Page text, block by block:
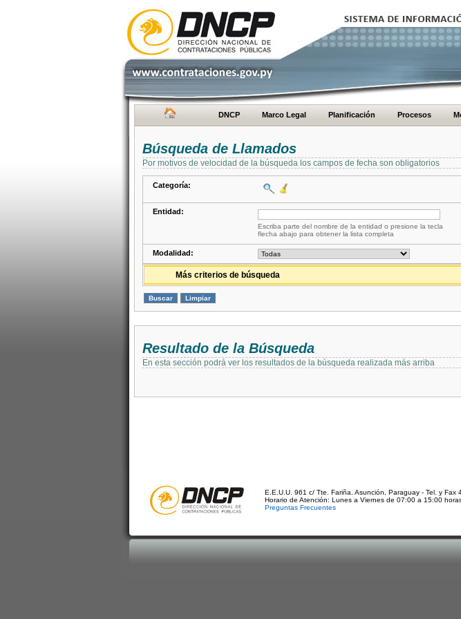
DNCP Marco Legal Planificación Procesos
Búsqueda de Llamados
Por motivos de velocidad de la búsqueda los campos de fecha son obligatorios
Categoría:
Entidad:
Escriba parte del nombre de la entidad o presione la tecla
flecha abajo para obtener la lista completa
Modalidad:
Más criterios de búsqueda
Resultado de la Búsqueda
En esta sección podrá ver los resultados de la búsqueda realizada más arriba
E.E.U.U. 961 c/ Tte. Fariña. Asunción, Paraguay - Tel. y
Horario de Atención: Lunes a Viernes de 07:00 a 15:00
Preguntas Frecuentes